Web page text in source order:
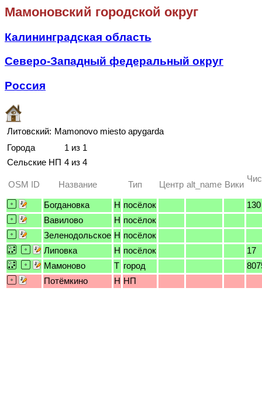
Мамоновский городской округ
Калининградская область
Северо-Западный федеральный округ
Россия
Литовский: Mamonovo miesto apygarda
Города
1 из 1
Сельские НП 4 из 4
OSM ID Название Тип Центр alt_name Вики
Богдановка H посёлок
130
Вавилово
H посёлок
Зеленодольское H посёлок
Липовка
H посёлок
17
Мамоново
T город
Потёмкино
H НП